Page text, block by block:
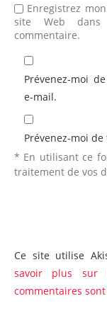
Enregistrez
site Web
commentaire.
Prévenez-moi
e-mail.
Prévenez-moi
* En utilisant ce
traitement de vos
Ce site utilise
savoir plus sur
commentaires